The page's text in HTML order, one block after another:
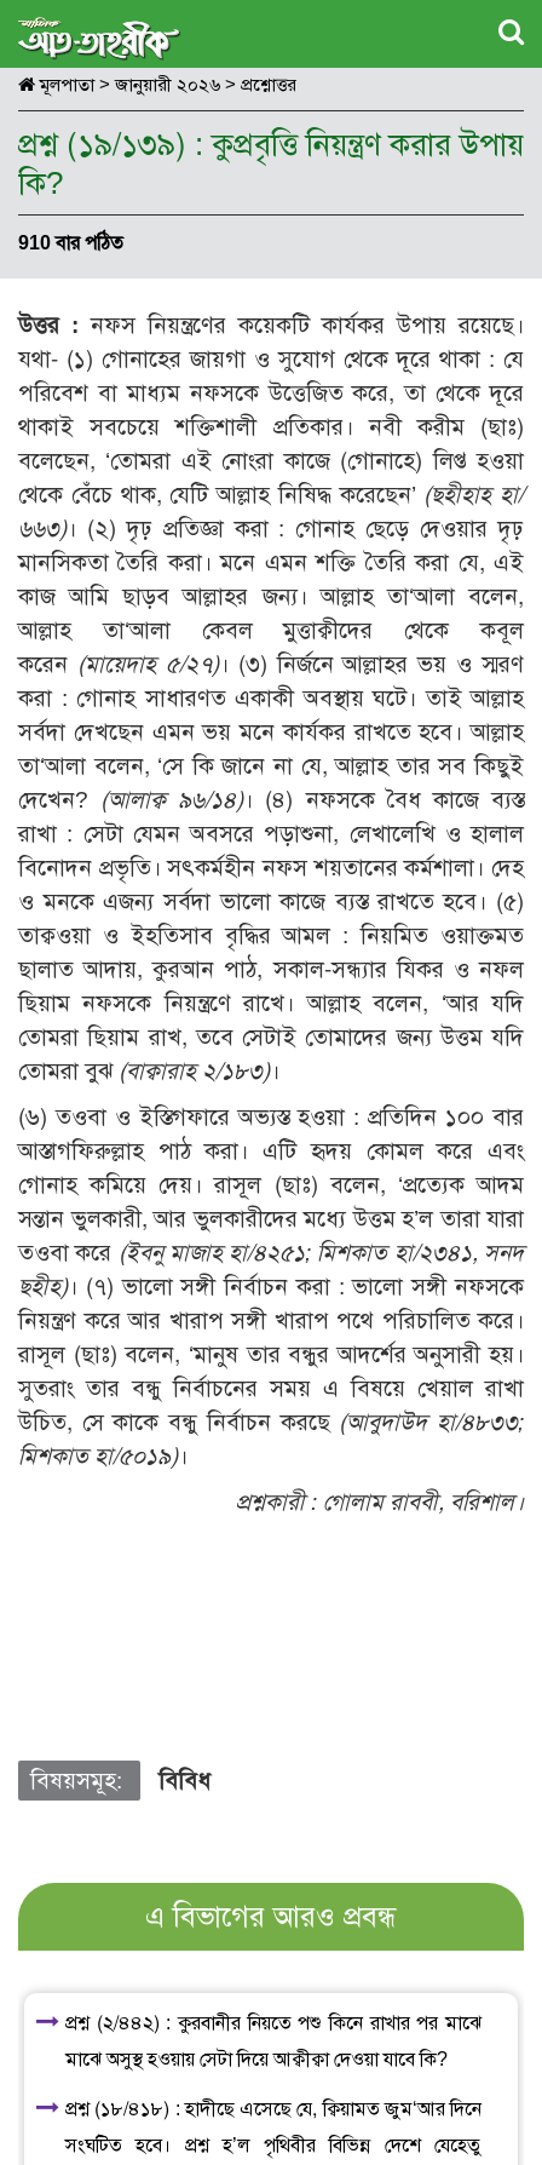
মূলপাতা> জানুয়ারী ২০২৬ > প্রশ্নোত্তর
প্রশ্ন (১৯/১৩৯) : কুপ্রবৃত্তি নিয়ন্ত্রণ করার উপায়
কি?
910 বার পঠিত
উত্তর : নফস নিয়ন্ত্রণের কয়েকটি কার্যকর উপায় রয়েছে।
যথা- (১) গোনাহের জায়গা ও সুযোগ থেকে দূরে থাকা : যে
পরিবেশ বা মাধ্যম নফসকে উত্তেজিত করে, তা থেকে দূরে
থাকাই সবচেয়ে শক্তিশালী প্রতিকার। নবী করীম (ছাঃ)
বলেছেন, ‘তোমরা এই নোংরা কাজে (গোনাহে) লিপ্ত হওয়া
থেকে বেঁচে থাক, যেটি আল্লাহ নিষিদ্ধ করেছেন’ (ছহীহাহ হা/
৬৬৩)। (২) দৃঢ় প্রতিজ্ঞা করা : গোনাহ ছেড়ে দেওয়ার দৃঢ়
মানসিকতা তৈরি করা। মনে এমন শক্তি তৈরি করা যে, এই
কাজ আমি ছাড়ব আল্লাহর জন্য। আল্লাহ তা‘আলা বলেন,
আল্লাহ তা‘আলা কেবল মুত্তাক্বীদের থেকে কবূল
করেন (মায়েদাহ ৫/২৭)। (৩) নির্জনে আল্লাহর ভয় ও স্মরণ
করা : গোনাহ সাধারণত একাকী অবস্থায় ঘটে। তাই আল্লাহ
সর্বদা দেখছেন এমন ভয় মনে কার্যকর রাখতে হবে। আল্লাহ
তা‘আলা বলেন, ‘সে কি জানে না যে, আল্লাহ তার সব কিছুই
দেখেন? (আলাক্ব ৯৬/১৪)। (৪) নফসকে বৈধ কাজে ব্যস্ত
রাখা : সেটা যেমন অবসরে পড়াশুনা, লেখালেখি ও হালাল
বিনোদন প্রভৃতি। সৎকর্মহীন নফস শয়তানের কর্মশালা। দেহ
ও মনকে এজন্য সর্বদা ভালো কাজে ব্যস্ত রাখতে হবে। (৫)
তাক্বওয়া ও ইহতিসাব বৃদ্ধির আমল : নিয়মিত ওয়াক্তমত
ছালাত আদায়, কুরআন পাঠ, সকাল-সন্ধ্যার যিকর ও নফল
ছিয়াম নফসকে নিয়ন্ত্রণে রাখে। আল্লাহ বলেন, ‘আর যদি
তোমরা ছিয়াম রাখ, তবে সেটাই তোমাদের জন্য উত্তম যদি
তোমরা বুঝ (বাক্বারাহ ২/১৮৩)।
(৬) তওবা ও ইস্তিগফারে অভ্যস্ত হওয়া : প্রতিদিন ১০০ বার
আস্তাগফিরুল্লাহ পাঠ করা। এটি হৃদয় কোমল করে এবং
গোনাহ কমিয়ে দেয়। রাসূল (ছাঃ) বলেন, ‘প্রত্যেক আদম
সন্তান ভুলকারী, আর ভুলকারীদের মধ্যে উত্তম হ’ল তারা যারা
তওবা করে (ইবনু মাজাহ হা/৪২৫১; মিশকাত হা/২৩৪১, সনদ
ছহীহ)। (৭) ভালো সঙ্গী নির্বাচন করা : ভালো সঙ্গী নফসকে
নিয়ন্ত্রণ করে আর খারাপ সঙ্গী খারাপ পথে পরিচালিত করে।
রাসূল (ছাঃ) বলেন, ‘মানুষ তার বন্ধুর আদর্শের অনুসারী হয়।
সুতরাং তার বন্ধু নির্বাচনের সময় এ বিষয়ে খেয়াল রাখা
উচিত, সে কাকে বন্ধু নির্বাচন করছে (আবুদাউদ হা/৪৮৩৩;
মিশকাত হা/৫০১৯)।
প্রশ্নকারী : গোলাম রাববী, বরিশাল।
বিষয়সমূহ: বিবিধ
এ বিভাগের আরও প্রবন্ধ
প্রশ্ন (২/৪৪২) : কুরবানীর নিয়তে পশু কিনে রাখার পর মাঝে
মাঝে অসুস্থ হওয়ায় সেটা দিয়ে আক্বীক্বা দেওয়া যাবে কি?
প্রশ্ন (১৮/৪১৮) : হাদীছে এসেছে যে, ক্বিয়ামত জুম‘আর দিনে
সংঘটিত হবে। প্রশ্ন হ’ল পৃথিবীর বিভিন্ন দেশে যেহেতু